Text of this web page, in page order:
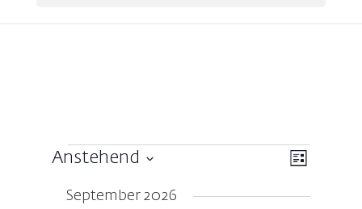
Veranstaltungen Liste
Anstehend
wählen.
September 2026